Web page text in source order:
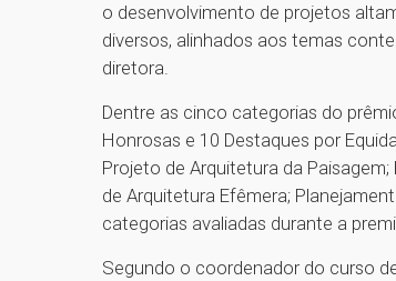
o desenvolvimento de projetos
diversos, alinhados aos temas
diretora.
Dentre as cinco categorias do
Honrosas e 10 Destaques por
Projeto de Arquitetura da
de Arquitetura Efêmera;
categorias avaliadas durante a
Segundo o coordenador do curso